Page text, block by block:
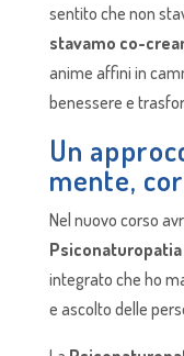
sentito che non
stavamo co-
anime affini in
benessere e
Un
mente,
Nel nuovo corso
Psiconaturopatia
integrato che ho
e ascolto delle